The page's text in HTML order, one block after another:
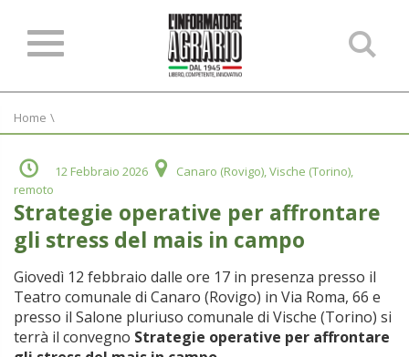
Home \
12 Febbraio 2026
Canaro (Rovigo), Vische (Torino),
remoto
Strategie operative per affrontare
gli stress del mais in campo
Giovedì 12 febbraio dalle ore 17 in presenza presso il
Teatro comunale di Canaro (Rovigo) in Via Roma, 66 e
presso il Salone pluriuso comunale di Vische (Torino) si
terrà il convegno Strategie operative per affrontare